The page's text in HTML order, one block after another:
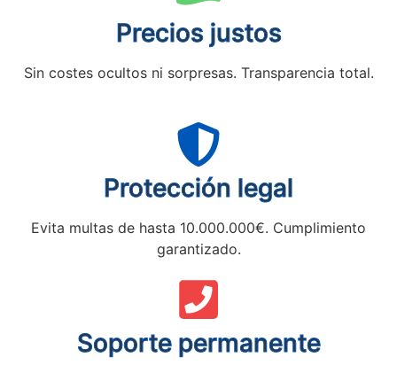
Precios justos
Sin costes ocultos ni sorpresas. Transparencia total.
Protección legal
Evita multas de hasta 10.000.000€. Cumplimiento
garantizado.
Soporte permanente